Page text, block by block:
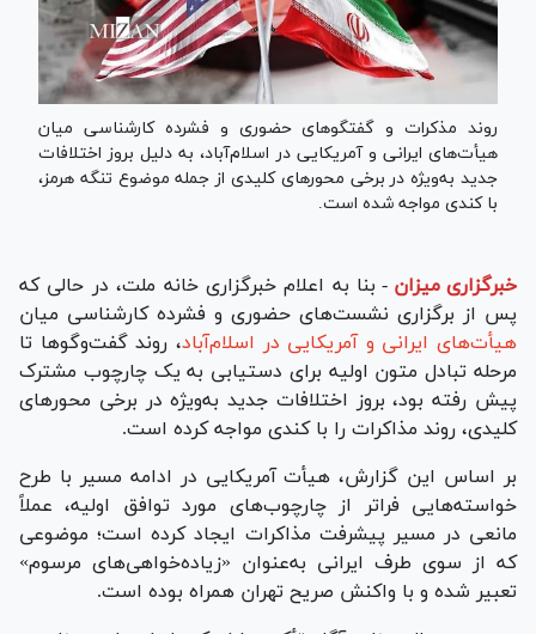
روند مذکرات و گفتگوهای حضوری و فشرده کارشناسی میان
هیأت‌های ایرانی و آمریکایی در اسلام‌آباد، به دلیل بروز اختلافات
جدید به‌ویژه در برخی محورهای کلیدی از جمله موضوع تنگه هرمز،
با کندی مواجه شده است.
خبرگزاری میزان - بنا به اعلام خبرگزاری خانه ملت، در حالی که
پس از برگزاری نشست‌های حضوری و فشرده کارشناسی میان
هیأت‌های ایرانی و آمریکایی در اسلام‌آباد، روند گفت‌و‌گو‌ها تا
مرحله تبادل متون اولیه برای دستیابی به یک چارچوب مشترک
پیش رفته بود، بروز اختلافات جدید به‌ویژه در برخی محور‌های
کلیدی، روند مذاکرات را با کندی مواجه کرده است.
بر اساس این گزارش، هیأت آمریکایی در ادامه مسیر با طرح
خواسته‌هایی فراتر از چارچوب‌های مورد توافق اولیه، عملاً
مانعی در مسیر پیشرفت مذاکرات ایجاد کرده است؛ موضوعی
که از سوی طرف ایرانی به‌عنوان «زیاده‌خواهی‌های مرسوم»
تعبیر شده و با واکنش صریح تهران همراه بوده است.